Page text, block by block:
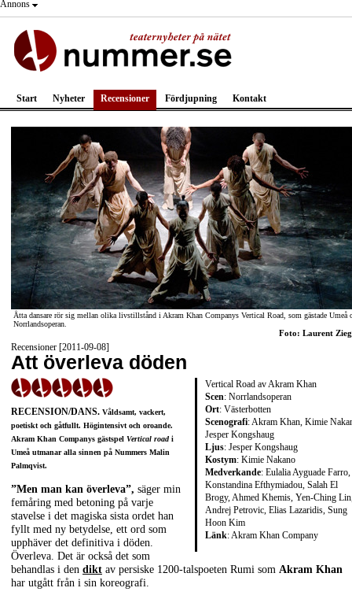
Annons
Start Nyheter Recensioner Fördjupning Kontakt
Åtta dansare rör sig mellan olika livstillstånd i Akram Khan Companys Vertical Road, som gästade Umeå
Norrlandsoperan.
Foto: Laurent
Recensioner [2011-09-08]
Att överleva döden
Vertical Road av Akram Khan
Scen: Norrlandsoperan
Ort: Västerbotten
Scenografi: Akram Khan, Kimie
Jesper Kongshaug
Ljus: Jesper Kongshaug
Kostym: Kimie Nakano
Medverkande: Eulalia Ayguade Farro,
Konstandina Efthymiadou, Salah El
Brogy, Ahmed Khemis, Yen-Ching
Andrej Petrovic, Elias Lazaridis, Sung
Hoon Kim
Länk:Akram Khan Company
RECENSION/DANS. Våldsamt, vackert,
poetiskt och gåtfullt. Högintensivt och oroande.
Akram Khan Companys gästspel Vertical road i
Umeå utmanar alla sinnen på Nummers Malin
Palmqvist.
”Men man kan överleva”, säger min
femåring med betoning på varje
stavelse i det magiska sista ordet han
fyllt med ny betydelse, ett ord som
upphäver det definitiva i döden.
Överleva. Det är också det som
behandlas i den dikt av persiske 1200-talspoeten Rumi som Akram Khan
har utgått från i sin koreografi.